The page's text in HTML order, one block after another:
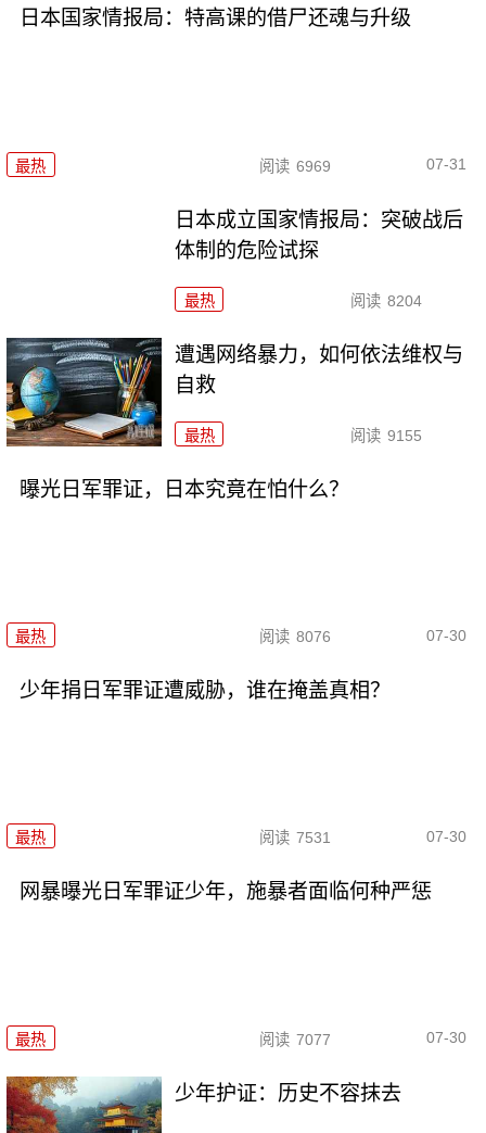
日本国家情报局：特高课的借尸还魂与升级
最热 阅读 6969 07-31
日本成立国家情报局：突破战后
体制的危险试探
最热 阅读 8204
遭遇网络暴力，如何依法维权与
自救
最热 阅读 9155
曝光日军罪证，日本究竟在怕什么？
最热 阅读 8076 07-30
少年捐日军罪证遭威胁，谁在掩盖真相？
最热 阅读 7531 07-30
网暴曝光日军罪证少年，施暴者面临何种严惩
最热 阅读 7077 07-30
少年护证：历史不容抹去